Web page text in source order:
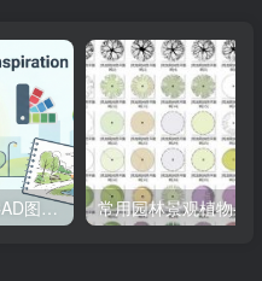
全国各省份风向玫瑰图CAD图块合集